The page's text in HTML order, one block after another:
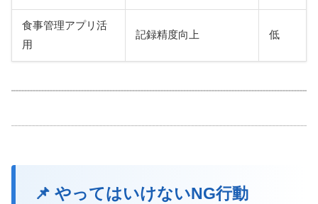
食事管理アプリ活
用
記録精度向上 低
📌 やってはいけないNG行動